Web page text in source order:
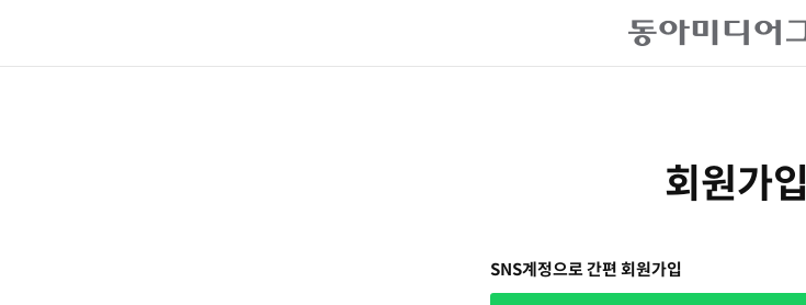
회원가입
SNS계정으로 간편 회원가입